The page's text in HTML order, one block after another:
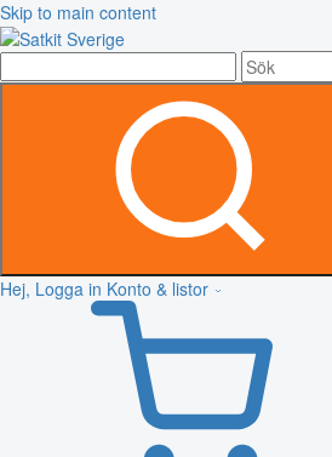
Skip to main content
Hej, Logga in Konto & listor